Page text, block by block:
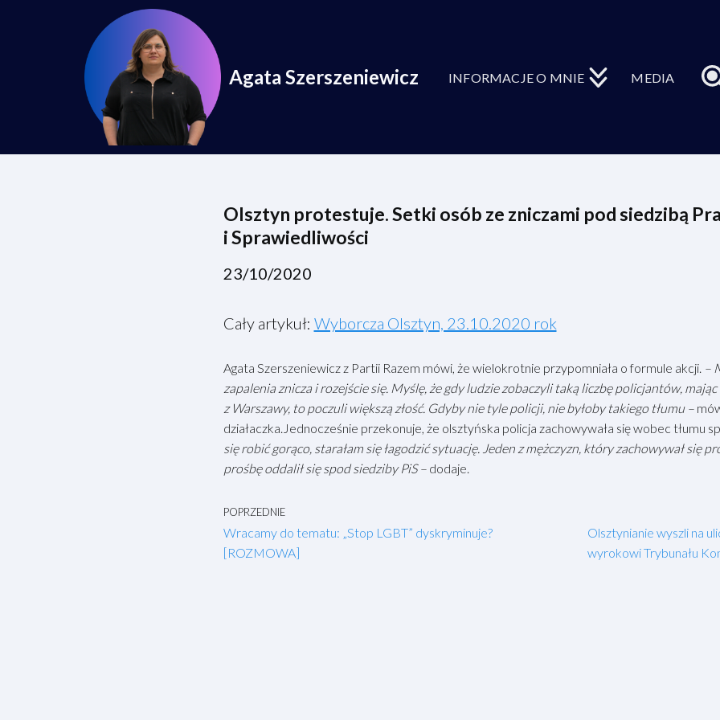
Agata Szerszeniewicz INFORMACJE O MNIE MEDIA
Olsztyn protestuje. Setki osób ze zniczami pod siedzibą
i Sprawiedliwości
23/10/2020
Cały artykuł: Wyborcza Olsztyn, 23.10.2020 rok
Agata Szerszeniewicz z Partii Razem mówi, że wielokrotnie przypomniała o formule akcji. –
zapalenia znicza i rozejście się. Myślę, że gdy ludzie zobaczyli taką liczbę policjantów,
z Warszawy, to poczuli większą złość. Gdyby nie tyle policji, nie byłoby takiego tłumu –
działaczka.Jednocześnie przekonuje, że olsztyńska policja zachowywała się wobec tłumu
się robić gorąco, starałam się łagodzić sytuację. Jeden z mężczyzn, który zachowywał się
prośbę oddalił się spod siedziby PiS –dodaje.
POPRZEDNIE
Wracamy do tematu: „Stop LGBT” dyskryminuje?
[ROZMOWA]
Olsztynianie wyszli na
wyrokowi Trybunału